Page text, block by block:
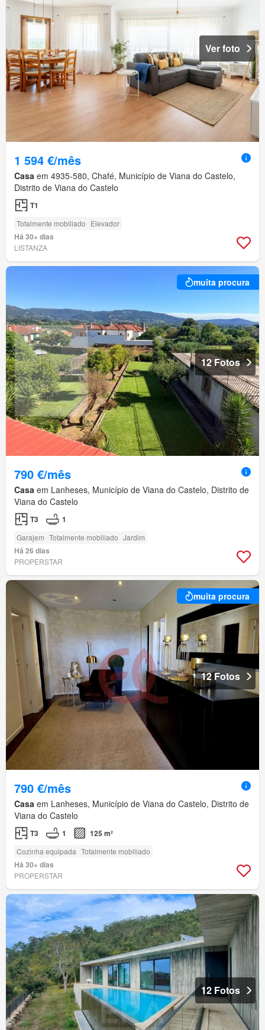
Ver foto
1 594 €/mês
Casa em 4935-580, Chafé, Município de Viana do Castelo,
Distrito de Viana do Castelo
T1
Totalmente mobiliado Elevador
Há 30+ dias
LISTANZA
muita procura
12 Fotos
790 €/mês
Casa em Lanheses, Município de Viana do Castelo, Distrito de
Viana do Castelo
T3 1
Garajem Totalmente mobiliado Jardim
Há 26 dias
PROPERSTAR
muita procura
12 Fotos
790 €/mês
Casa em Lanheses, Município de Viana do Castelo, Distrito de
Viana do Castelo
T3 1 125 m²
Cozinha equipada Totalmente mobiliado
Há 30+ dias
PROPERSTAR
12 Fotos